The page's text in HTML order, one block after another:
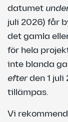
datumet
juli 2026) får
det gamla
för hela
inte blanda
efterden 1 juli
tillämpas.
Vi